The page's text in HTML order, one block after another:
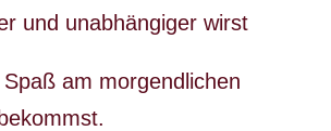
und unabhängiger wirst
am morgendlichen